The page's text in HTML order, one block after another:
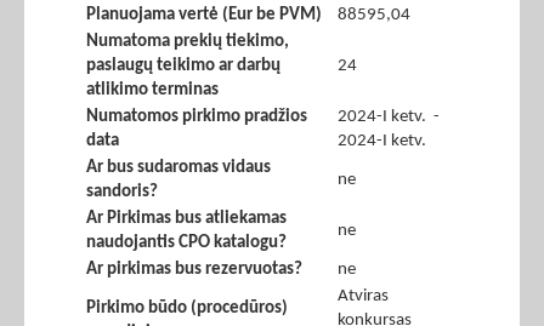
Planuojama vertė (Eur be PVM)
88595,04
Numatoma prekių tiekimo,
paslaugų teikimo ar darbų
atlikimo terminas
24
Numatomos pirkimo pradžios
data
2024-I ketv. -
2024-I ketv.
Ar bus sudaromas vidaus
sandoris?
ne
Ar Pirkimas bus atliekamas
naudojantis CPO katalogu?
ne
Ar pirkimas bus rezervuotas? ne
Pirkimo būdo (procedūros)
Atviras
konkursas